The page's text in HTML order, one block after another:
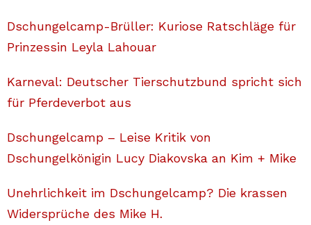
Dschungelcamp-Brüller: Kuriose Ratschläge für
Prinzessin Leyla Lahouar
Karneval: Deutscher Tierschutzbund spricht sich
für Pferdeverbot aus
Dschungelcamp – Leise Kritik von
Dschungelkönigin Lucy Diakovska an Kim + Mike
Unehrlichkeit im Dschungelcamp? Die krassen
Widersprüche des Mike H.